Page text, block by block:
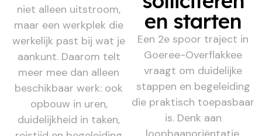
niet alleen uitstroom,
maar een werkplek die
werkelijk past bij wat je
aankunt. Daarom telt
meer mee dan alleen
beschikbaar werk: ook
opbouw in uren,
duidelijkheid in taken,
en starten
Een 2e spoor traject in
Goeree-Overflakkee
vraagt om duidelijke
stappen en begeleiding
die praktisch toepasbaar
is. Denk aan